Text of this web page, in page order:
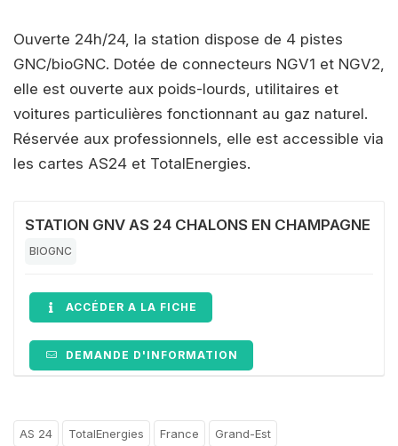
Ouverte 24h/24, la station dispose de 4 pistes
GNC/bioGNC. Dotée de connecteurs NGV1 et NGV2,
elle est ouverte aux poids-lourds, utilitaires et
voitures particulières fonctionnant au gaz naturel.
Réservée aux professionnels, elle est accessible via
les cartes AS24 et TotalEnergies.
STATION GNV AS 24 CHALONS EN CHAMPAGNE
BIOGNC
ACCÉDER A LA FICHE
DEMANDE D'INFORMATION
AS 24 TotalEnergies France Grand-Est